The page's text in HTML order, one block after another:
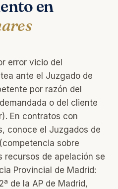
en
error vicio del
ante el Juzgado de
por razón del
o del cliente
En contratos con
conoce el Juzgados de
sobre
recursos de apelación se
Provincial de Madrid:
de la AP de Madrid,